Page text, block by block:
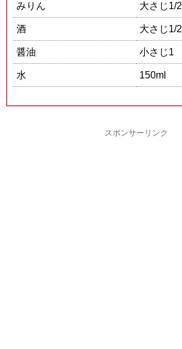
みりん 大さじ1/2
酒 大さじ1/2
醤油 小さじ1
水 150ml
スポンサーリンク